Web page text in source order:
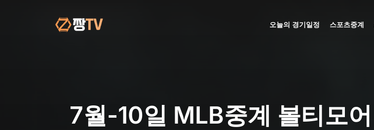
오늘의 경기일정 스포츠중계
7월-10일 MLB중계 볼티모